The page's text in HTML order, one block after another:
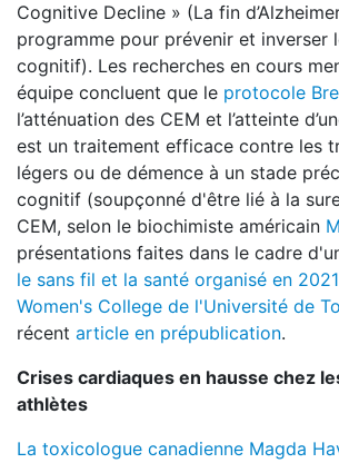
Cognitive Decline » (La fin
programme pour prévenir et inverser
cognitif). Les recherches en cours
équipe concluent que le protocole
l’atténuation des CEM et l’atteinte
est un traitement efficace contre les
légers ou de démence à un stade
cognitif (soupçonné d'être lié à la
CEM, selon le biochimiste américain
présentations faites dans le cadre
le sans fil et la santé organisé en
Women's College de l'Université de
récent article en prépublication.
Crises cardiaques en hausse chez
athlètes
La toxicologue canadienne Magda